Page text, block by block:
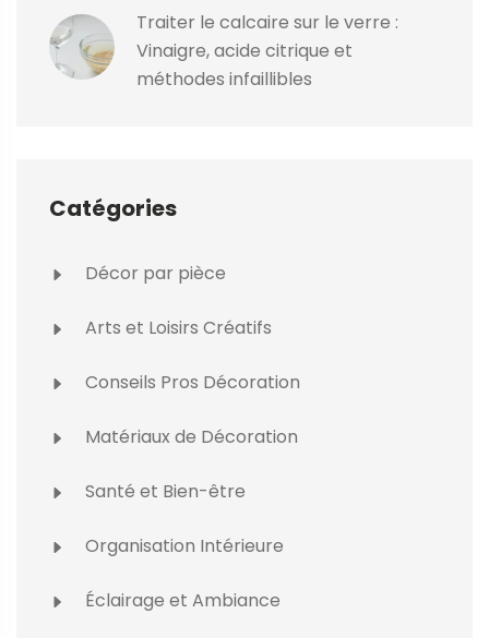
Traiter le calcaire sur le verre :
Vinaigre, acide citrique et
méthodes infaillibles
Catégories
Décor par pièce
Arts et Loisirs Créatifs
Conseils Pros Décoration
Matériaux de Décoration
Santé et Bien-être
Organisation Intérieure
Éclairage et Ambiance